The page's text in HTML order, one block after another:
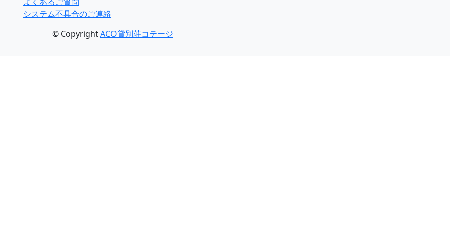
システム不具合のご連絡
© CopyrightACO貸別荘コテージ